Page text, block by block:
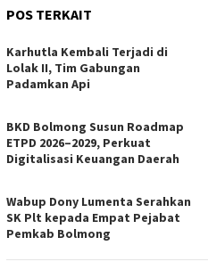
POS TERKAIT
Karhutla Kembali Terjadi di
Lolak II, Tim Gabungan
Padamkan Api
BKD Bolmong Susun Roadmap
ETPD 2026–2029, Perkuat
Digitalisasi Keuangan Daerah
Wabup Dony Lumenta Serahkan
SK Plt kepada Empat Pejabat
Pemkab Bolmong